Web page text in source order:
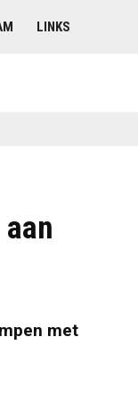
LINKS
met